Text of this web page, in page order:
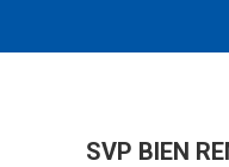
SVP BIEN